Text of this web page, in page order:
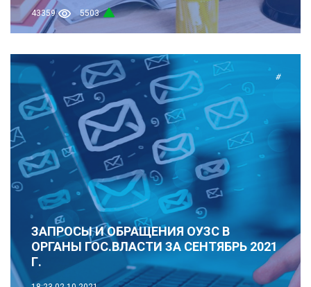
43359 5503
#
ЗАПРОСЫ И ОБРАЩЕНИЯ ОУЗС В
ОРГАНЫ ГОС.ВЛАСТИ ЗА СЕНТЯБРЬ 2021
Г.